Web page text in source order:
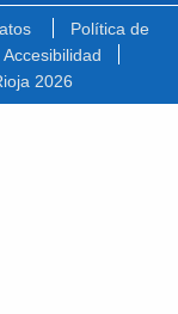
Política de
Accesibilidad
2026